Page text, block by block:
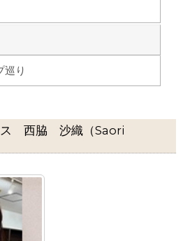
巡り
ス 西脇 沙織（Saori